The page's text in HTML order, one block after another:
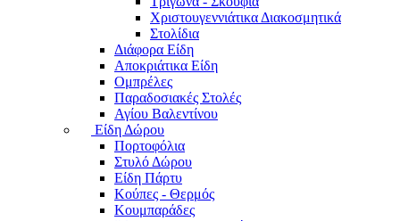
Χριστουγεννιάτικα Διακοσμητικά
Στολίδια
Διάφορα Είδη
Αποκριάτικα Είδη
Ομπρέλες
Παραδοσιακές Στολές
Αγίου Βαλεντίνου
Είδη Δώρου
Πορτοφόλια
Στυλό Δώρου
Είδη Πάρτυ
Κούπες - Θερμός
Κουμπαράδες